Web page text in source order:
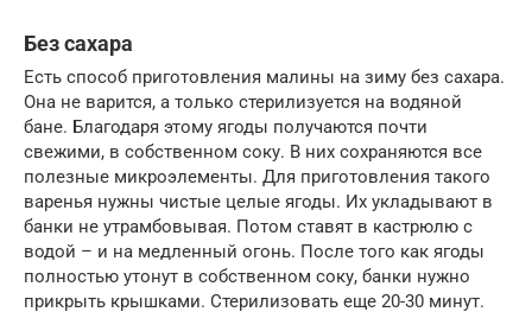
Без сахара
Есть способ приготовления малины на зиму без сахара.
Она не варится, а только стерилизуется на водяной
бане. Благодаря этому ягоды получаются почти
свежими, в собственном соку. В них сохраняются все
полезные микроэлементы. Для приготовления такого
варенья нужны чистые целые ягоды. Их укладывают в
банки не утрамбовывая. Потом ставят в кастрюлю с
водой – и на медленный огонь. После того как ягоды
полностью утонут в собственном соку, банки нужно
прикрыть крышками. Стерилизовать еще 20-30 минут.